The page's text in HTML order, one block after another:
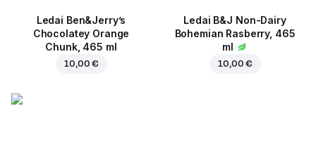
Ledai Ben&Jerry’s
Chocolatey Orange
Chunk, 465 ml
10,00 €
Ledai B&J Non-Dairy
Bohemian Rasberry, 465
ml
10,00 €